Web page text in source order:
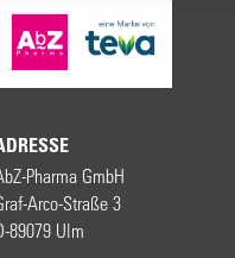
Pharma GmbH
Arco-Straße 3
89079 Ulm